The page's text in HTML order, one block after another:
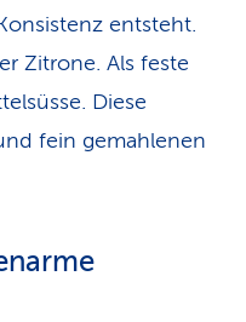
entsteht.
Zitrone. Als feste
Diese
fein gemahlenen